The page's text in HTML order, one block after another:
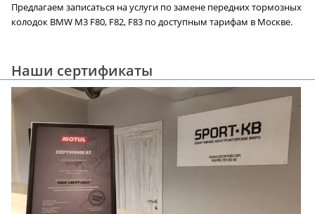
Предлагаем записаться на услуги по замене передних тормозных
колодок BMW M3 F80, F82, F83 по доступным тарифам в Москве.
Наши сертификаты